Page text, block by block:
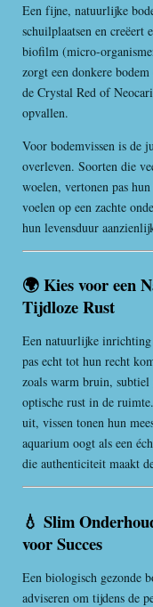
Een fijne, natuurlijke
schuilplaatsen en creëert
biofilm (micro-
zorgt een donkere
de Crystal Red of
opvallen.
Voor bodemvissen is de
overleven. Soorten die
woelen, vertonen pas
voelen op een zachte
hun levensduur
🌍 Kies voor een
Tijdloze Rust
Een natuurlijke inrichting
pas echt tot hun recht
zoals warm bruin, subtiel
optische rust in de
uit, vissen tonen hun
aquarium oogt als een
die authenticiteit maakt
💧 Slim
voor Succes
Een biologisch gezonde
adviseren om tijdens de